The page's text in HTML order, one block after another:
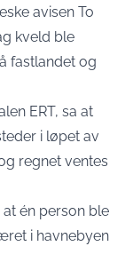
avisen To
kveld ble
fastlandet og
ERT, sa at
i løpet av
regnet ventes
én person ble
i havnebyen